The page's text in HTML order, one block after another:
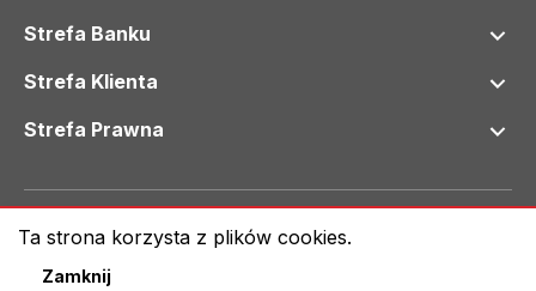
Strefa Banku
Strefa Klienta
Strefa Prawna
© 2024 Bank Spółdzielczy we Wschowie
Klauzula informacyjna RODO
Mapa serwisu
Ta strona korzysta z plików cookies.
Zamknij